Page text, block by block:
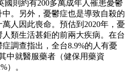
國則約有200多萬成年人罹患憂鬱
。另外，憂鬱症也是導致自殺的
人因此喪命。預估到2020年，憂
類生活甚鉅的前兩大疾病。在台
調查指出，全台8.9%的人有憂
中就醫服藥者（健保用藥資
）。